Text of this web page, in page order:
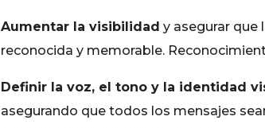
Aumentar la visibilidad y asegurar que
reconocida y memorable.
Definir la voz, el tono y la identidad
asegurando que todos los mensajes